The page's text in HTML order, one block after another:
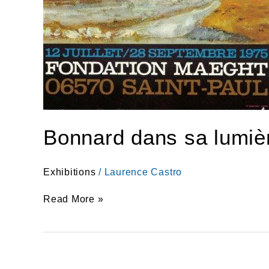
Bonnard dans sa
Exhibitions / Laurence Castro
Read More »